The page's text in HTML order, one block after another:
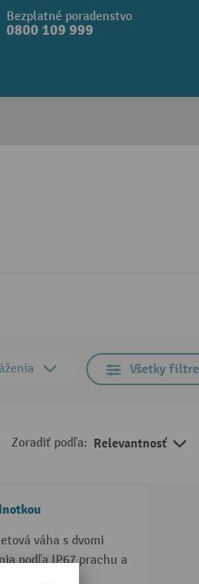
Bezplatné poradenstvo
0800 109 999
Všetky filtre
Zoradiť podľa: Relevantnosť
váha s dvomi
podľa IP67 prachu a